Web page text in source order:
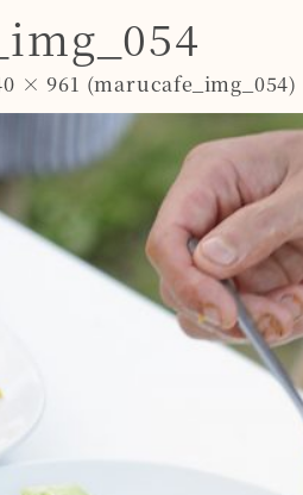
× 961 (marucafe_img_054)